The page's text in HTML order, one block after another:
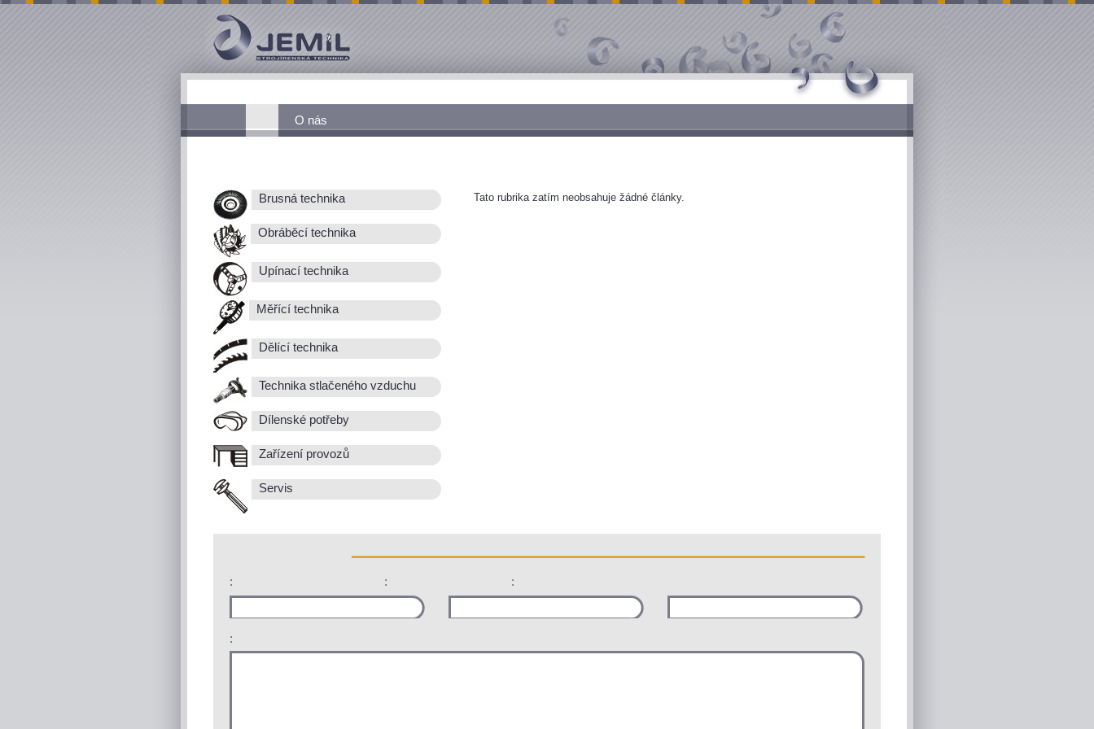
O nás
Brusná technika
Obráběcí technika
Upínací technika
Měřící technika
Dělící technika
Technika stlačeného vzduchu
Dílenské potřeby
Zařízení provozů
Servis
Tato rubrika zatím neobsahuje žádné články.
: : :
: